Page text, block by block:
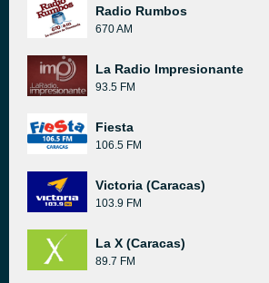
Radio Rumbos
670 AM
La Radio Impresionante
93.5 FM
Fiesta
106.5 FM
Victoria (Caracas)
103.9 FM
La X (Caracas)
89.7 FM